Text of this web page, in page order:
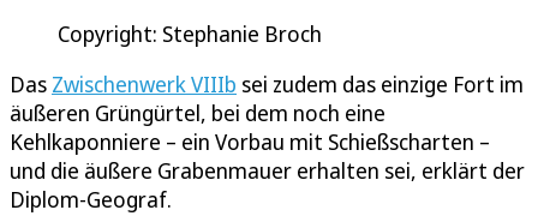
Copyright: Stephanie Broch
Das Zwischenwerk VIIIb sei zudem das einzige Fort im
äußeren Grüngürtel, bei dem noch eine
Kehlkaponniere – ein Vorbau mit Schießscharten –
und die äußere Grabenmauer erhalten sei, erklärt der
Diplom-Geograf.